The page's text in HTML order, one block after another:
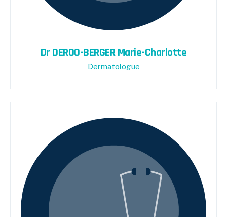
Dr DEROO-BERGER Marie-Charlotte
Dermatologue